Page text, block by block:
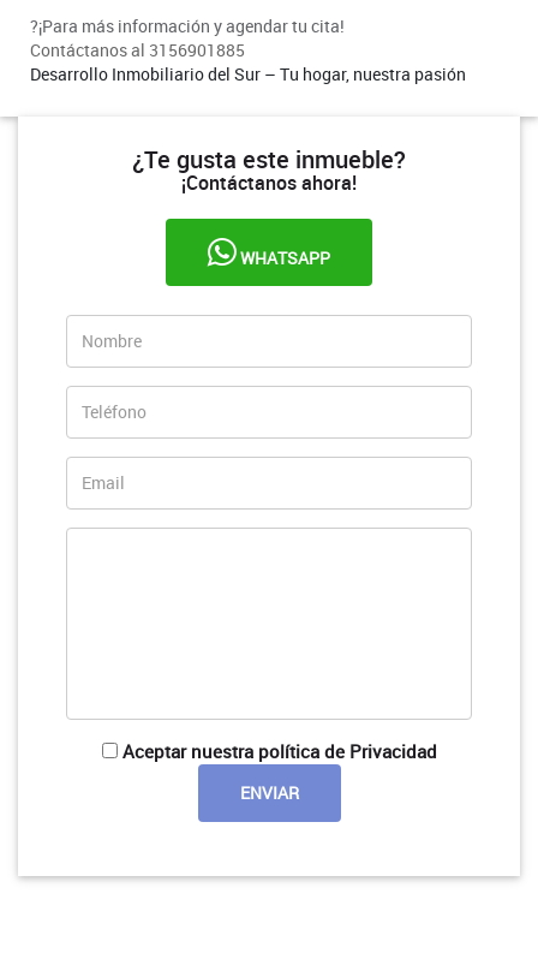
?¡Para más información y agendar tu cita!
Contáctanos al 3156901885
Desarrollo Inmobiliario del Sur – Tu hogar, nuestra pasión
¿Te gusta este inmueble?
¡Contáctanos ahora!
WHATSAPP
Aceptar nuestra política de Privacidad